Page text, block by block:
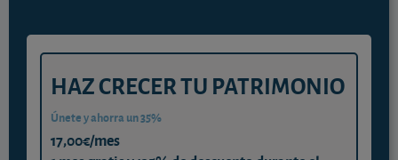
HAZ CRECER TU PATRIMONIO
Únete y ahorra un 35%
17,00€/mes